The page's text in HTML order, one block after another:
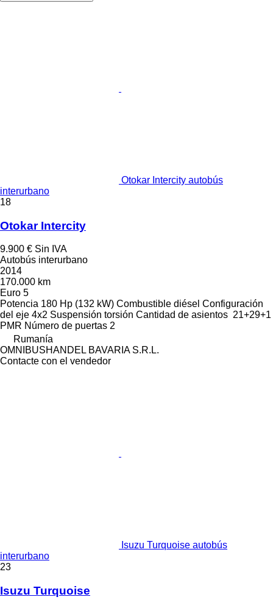
Otokar Intercity autobús
interurbano
18
Otokar Intercity
9.900 € Sin IVA
Autobús interurbano
2014
170.000 km
Euro 5
Potencia 180 Hp (132 kW) Combustible diésel Configuración
del eje 4x2 Suspensión torsión Cantidad de asientos 21+29+1
PMR Número de puertas 2
Rumanía
OMNIBUSHANDEL BAVARIA S.R.L.
Contacte con el vendedor
Isuzu Turquoise autobús
interurbano
23
Isuzu Turquoise